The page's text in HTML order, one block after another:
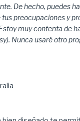
De hecho, puedes
preocupaciones y
muy contenta de
Nunca usaré otro